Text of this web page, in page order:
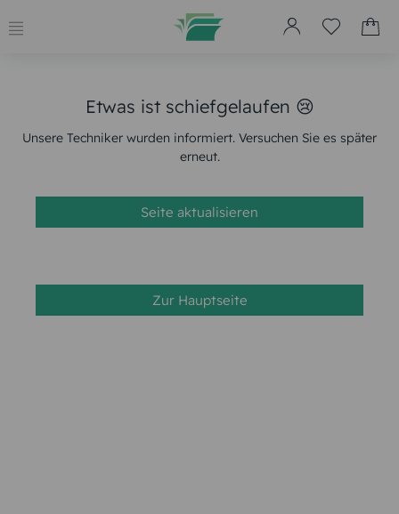
Etwas ist schiefgelaufen 😢
Unsere Techniker wurden informiert. Versuchen Sie es später
erneut.
Seite aktualisieren
Zur Hauptseite